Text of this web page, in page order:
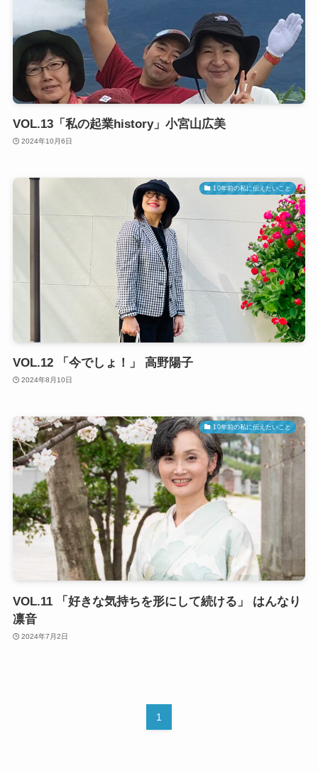
VOL.13「私の起業history」小宮山広美
2024年10月6日
10年前の私に伝えたいこと
VOL.12 「今でしょ！」 高野陽子
2024年8月10日
10年前の私に伝えたいこと
VOL.11 「好きな気持ちを形にして続ける」 はんなり
凛音
2024年7月2日
1